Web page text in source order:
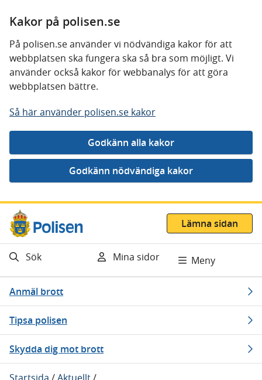
Kakor på polisen.se
På polisen.se använder vi nödvändiga kakor för att
webbplatsen ska fungera ska så bra som möjligt. Vi
använder också kakor för webbanalys för att göra
webbplatsen bättre.
Så här använder polisen.se kakor
Gå direkt till innehåll
Lämna sidan
Sök Mina sidor Meny
Anmäl brott
Tipsa polisen
Skydda dig mot brott